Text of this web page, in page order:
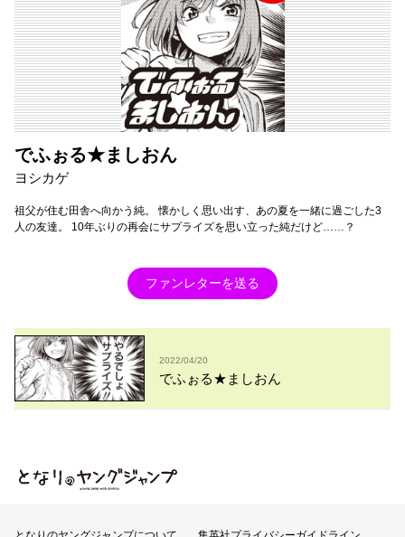
でふぉる★ましおん
ヨシカゲ
祖父が住む田舎へ向かう純。 懐かしく思い出す、あの夏を一緒に過ごした3
人の友達。 10年ぶりの再会にサプライズを思い立った純だけど……？
ファンレターを送る
2022/04/20
でふぉる★ましおん
となりのヤングジャンプ